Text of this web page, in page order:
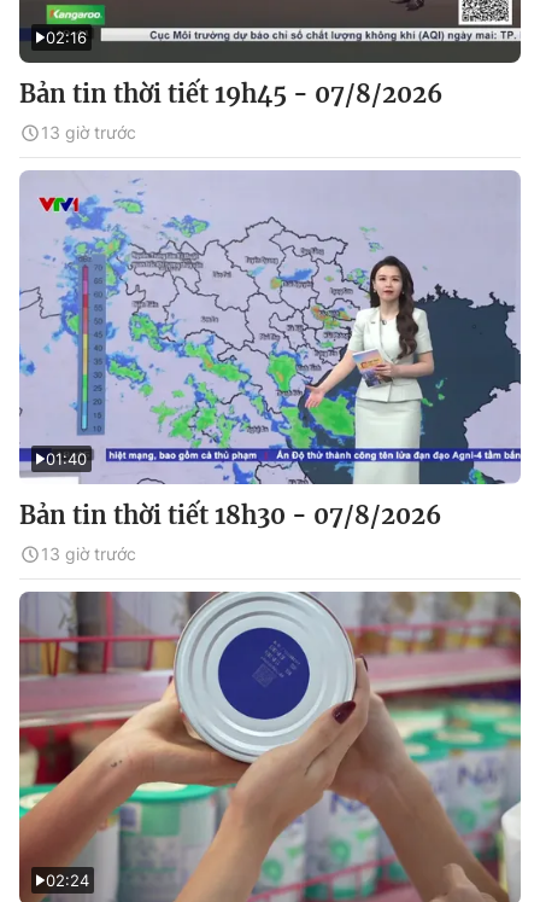
02:16
Bản tin thời tiết 19h45 - 07/8/2026
13 giờ trước
01:40
Bản tin thời tiết 18h30 - 07/8/2026
13 giờ trước
02:24